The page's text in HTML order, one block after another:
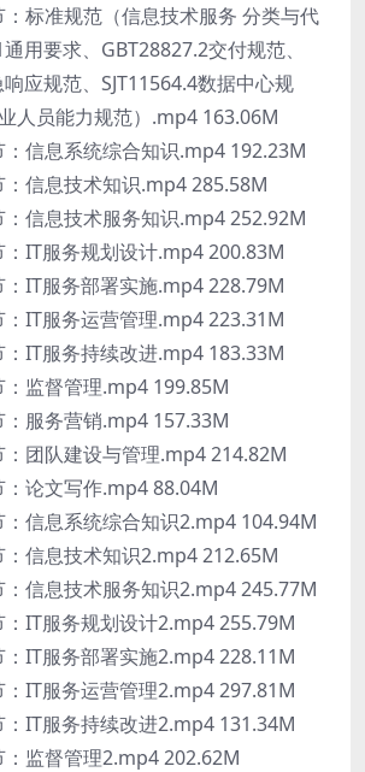
标准规范（信息技术服务 分类与代
用要求、GBT28827.2交付规范、
应规范、SJT11564.4数据中心规
人员能力规范）.mp4 163.06M
信息系统综合知识.mp4 192.23M
信息技术知识.mp4 285.58M
信息技术服务知识.mp4 252.92M
IT服务规划设计.mp4 200.83M
IT服务部署实施.mp4 228.79M
IT服务运营管理.mp4 223.31M
IT服务持续改进.mp4 183.33M
监督管理.mp4 199.85M
服务营销.mp4 157.33M
团队建设与管理.mp4 214.82M
论文写作.mp4 88.04M
信息系统综合知识2.mp4 104.94M
信息技术知识2.mp4 212.65M
信息技术服务知识2.mp4 245.77M
IT服务规划设计2.mp4 255.79M
IT服务部署实施2.mp4 228.11M
IT服务运营管理2.mp4 297.81M
IT服务持续改进2.mp4 131.34M
监督管理2.mp4 202.62M